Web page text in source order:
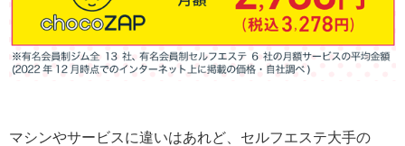
マシンやサービスに違いはあれど、セルフエステ大手の